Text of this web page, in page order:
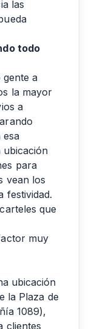
las
todo
gente a
la mayor
a
esa
ubicación
para
vean los
festividad.
que
muy
ubicación
la Plaza de
1089),
clientes